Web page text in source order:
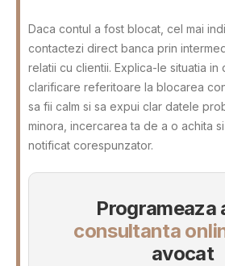
Daca contul a fost blocat, cel mai
contactezi direct banca prin
relatii cu clientii. Explica-le situatia in
clarificare referitoare la blocarea
sa fii calm si sa expui clar datele
minora, incercarea ta de a o achita
notificat corespunzator.
Programeaza
consultanta
avocat